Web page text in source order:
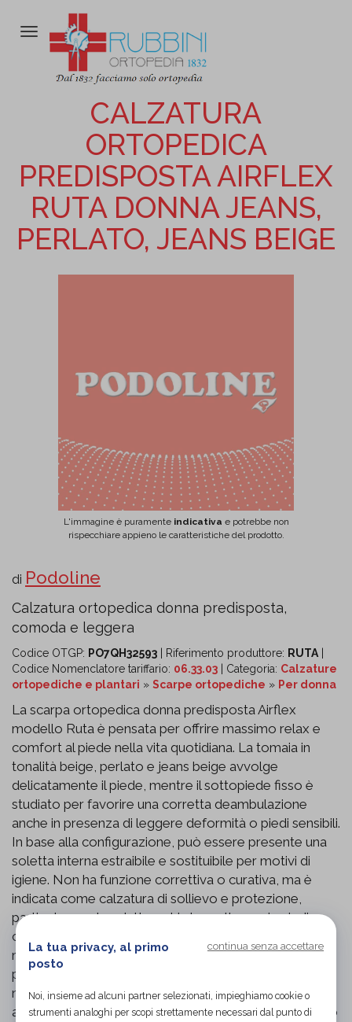
Attiva/disattiva
CALZATURA
ORTOPEDICA
PREDISPOSTA AIRFLEX
RUTA DONNA JEANS,
PERLATO, JEANS BEIGE
L'immagine è puramente indicativa e potrebbe non
rispecchiare appieno le caratteristiche del prodotto.
di Podoline
Calzatura ortopedica donna predisposta,
comoda e leggera
Codice OTGP: PO7QH32593 | Riferimento produttore: RUTA|
Codice Nomenclatore tariffario: 06.33.03 | Categoria: Calzature
ortopediche e plantari » Scarpe ortopediche » Per donna
La scarpa ortopedica donna predisposta Airflex
modello Ruta è pensata per offrire massimo relax e
comfort al piede nella vita quotidiana. La tomaia in
tonalità beige, perlato e jeans beige avvolge
delicatamente il piede, mentre il sottopiede fisso è
studiato per favorire una corretta deambulazione
anche in presenza di leggere deformità o piedi sensibili.
In base alla configurazione, può essere presente una
soletta interna estraibile e sostituibile per motivi di
igiene. Non ha funzione correttiva o curativa, ma è
indicata come calzatura di sollievo e protezione,
particolarmente adatta a chi sta molte ore in piedi o
cammina a lungo. Si consiglia l’uso su prescrizione
medica in caso di patologie dolorose del piede. La
pulizia va effettuata con acqua tiepida e sapone
neutro, senza detergenti aggressivi né materiali
abrasivi, lasciando asciugare il prodotto all’aria, lontano
La tua privacy, al primo
posto
continua senza accettare
Noi, insieme ad alcuni partner selezionati, impieghiamo cookie o
strumenti analoghi per scopi strettamente necessari dal punto di